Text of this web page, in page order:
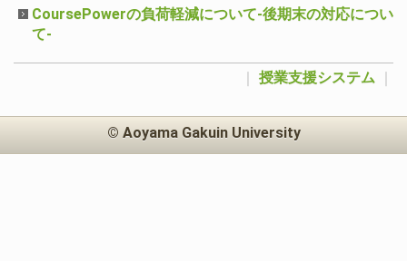
CoursePowerの負荷軽減について-後期末の対応につい
て-
授業支援システム
© Aoyama Gakuin University